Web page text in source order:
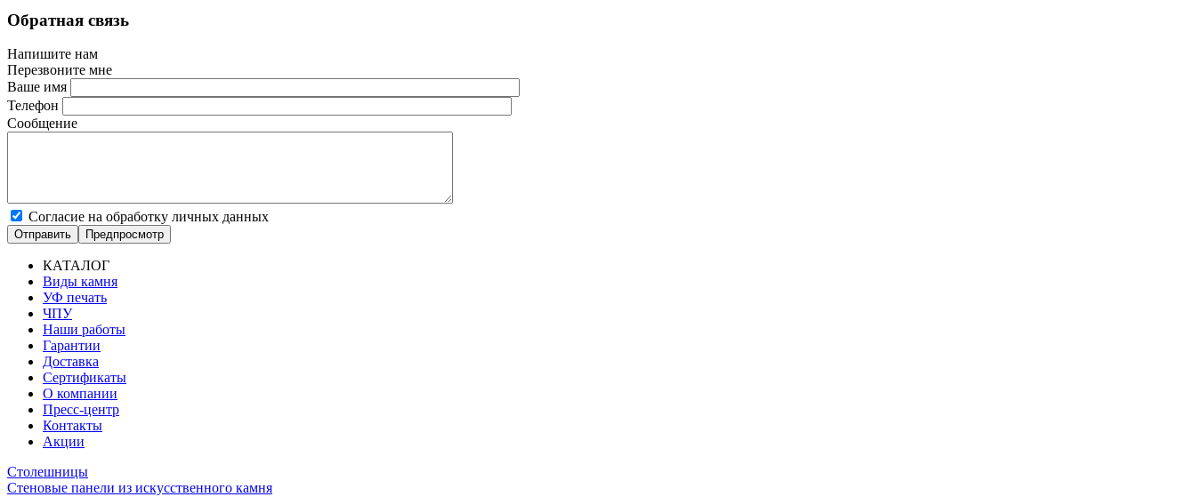
Обратная связь
Напишите нам
Перезвоните мне
Ваше имя
Телефон
Сообщение
Согласие на обработку личных данных
Основная
навигация
КАТАЛОГ
Виды камня
УФ печать
ЧПУ
Наши работы
Гарантии
Доставка
Сертификаты
О компании
Пресс-центр
Контакты
Акции
Столешницы
Стеновые панели из искусственного камня